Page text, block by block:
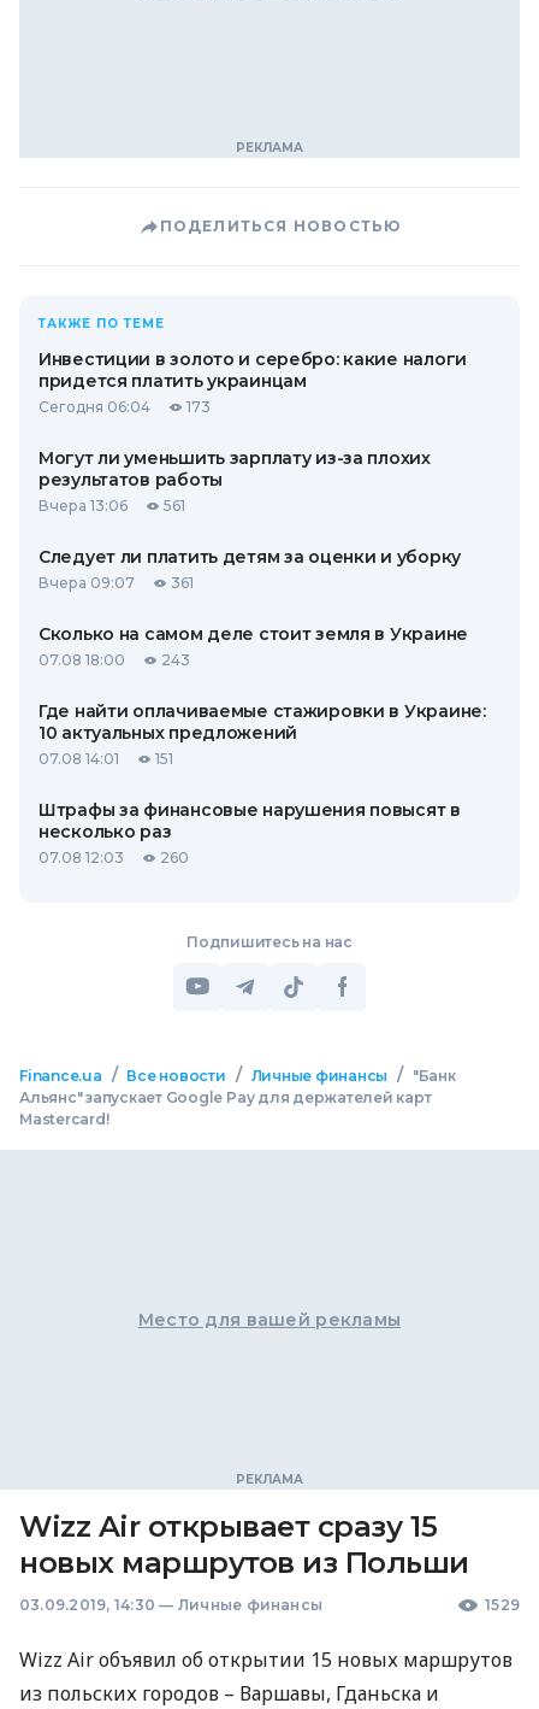
ПОДЕЛИТЬСЯ НОВОСТЬЮ
ТАКЖЕ ПО ТЕМЕ
Инвестиции в золото и серебро: какие налоги
придется платить украинцам
Сегодня 06:04 173
Могут ли уменьшить зарплату из-за плохих
результатов работы
Вчера 13:06 561
Следует ли платить детям за оценки и уборку
Вчера 09:07 361
Сколько на самом деле стоит земля в Украине
07.08 18:00 243
Где найти оплачиваемые стажировки в Украине:
10 актуальных предложений
07.08 14:01 151
Штрафы за финансовые нарушения повысят в
несколько раз
07.08 12:03 260
Подпишитесь на нас
Finance.ua / Все новости / Личные финансы /
"Банк
Альянс" запускает Google Pay для держателей карт
Mastercard!
Место для вашей рекламы
Wizz Air открывает сразу 15
новых маршрутов из Польши
03.09.2019, 14:30 — Личные финансы 1529
Wizz Air объявил об открытии 15 новых маршрутов
из польских городов – Варшавы, Гданьска и